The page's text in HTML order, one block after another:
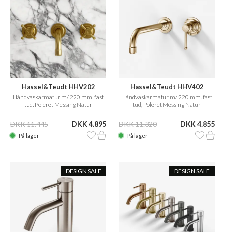
Hassel&Teudt HHV202
Håndvaskarmatur m/ 220 mm. fast
tud. Poleret Messing Natur
DKK 11.445 DKK 4.895
På lager
Hassel&Teudt HHV402
Håndvaskarmatur m/ 220 mm. fast
tud, Poleret Messing Natur
DKK 11.320 DKK 4.855
På lager
DESIGN SALE DESIGN SALE